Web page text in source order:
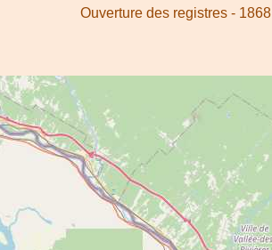
Ouverture des registres - 1868